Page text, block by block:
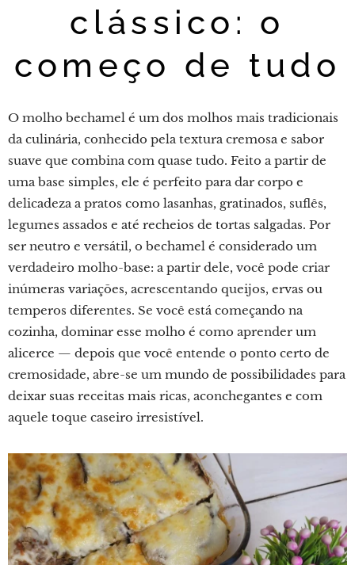
clássico: o
começo de tudo
O molho bechamel é um dos molhos mais tradicionais
da culinária, conhecido pela textura cremosa e sabor
suave que combina com quase tudo. Feito a partir de
uma base simples, ele é perfeito para dar corpo e
delicadeza a pratos como lasanhas, gratinados, suflês,
legumes assados e até recheios de tortas salgadas. Por
ser neutro e versátil, o bechamel é considerado um
verdadeiro molho-base: a partir dele, você pode criar
inúmeras variações, acrescentando queijos, ervas ou
temperos diferentes. Se você está começando na
cozinha, dominar esse molho é como aprender um
alicerce — depois que você entende o ponto certo de
cremosidade, abre-se um mundo de possibilidades para
deixar suas receitas mais ricas, aconchegantes e com
aquele toque caseiro irresistível.